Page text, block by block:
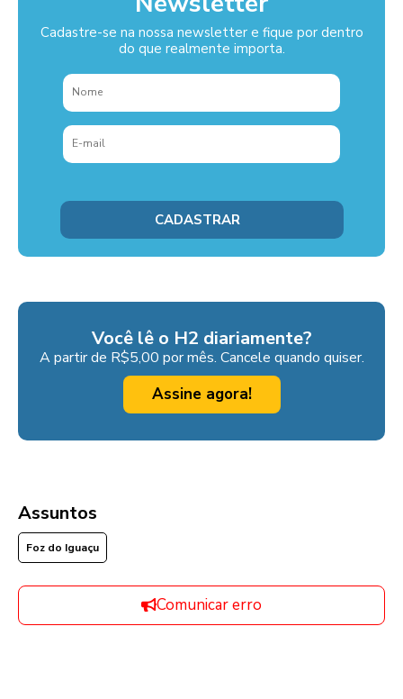
Cadastre-se na nossa newsletter e fique por dentro
do que realmente importa.
Você lê o H2 diariamente?
A partir de R$5,00 por mês. Cancele quando quiser.
Assine agora!
Assuntos
Foz do Iguaçu
Comunicar erro